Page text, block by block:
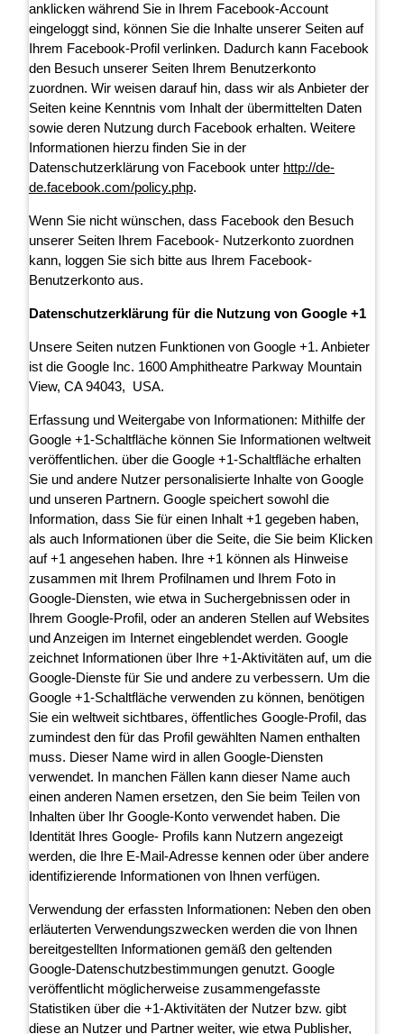
anklicken während Sie in Ihrem Facebook-Account
eingeloggt sind, können Sie die Inhalte unserer Seiten auf
Ihrem Facebook-Profil verlinken. Dadurch kann Facebook
den Besuch unserer Seiten Ihrem Benutzerkonto
zuordnen. Wir weisen darauf hin, dass wir als Anbieter der
Seiten keine Kenntnis vom Inhalt der übermittelten Daten
sowie deren Nutzung durch Facebook erhalten. Weitere
Informationen hierzu finden Sie in der
Datenschutzerklärung von Facebook unter http://de-
de.facebook.com/policy.php.
Wenn Sie nicht wünschen, dass Facebook den Besuch
unserer Seiten Ihrem Facebook- Nutzerkonto zuordnen
kann, loggen Sie sich bitte aus Ihrem Facebook-
Benutzerkonto aus.
Datenschutzerklärung für die Nutzung von Google +1
Unsere Seiten nutzen Funktionen von Google +1. Anbieter
ist die Google Inc. 1600 Amphitheatre Parkway Mountain
View, CA 94043, USA.
Erfassung und Weitergabe von Informationen: Mithilfe der
Google +1-Schaltfläche können Sie Informationen weltweit
veröffentlichen. über die Google +1-Schaltfläche erhalten
Sie und andere Nutzer personalisierte Inhalte von Google
und unseren Partnern. Google speichert sowohl die
Information, dass Sie für einen Inhalt +1 gegeben haben,
als auch Informationen über die Seite, die Sie beim Klicken
auf +1 angesehen haben. Ihre +1 können als Hinweise
zusammen mit Ihrem Profilnamen und Ihrem Foto in
Google-Diensten, wie etwa in Suchergebnissen oder in
Ihrem Google-Profil, oder an anderen Stellen auf Websites
und Anzeigen im Internet eingeblendet werden. Google
zeichnet Informationen über Ihre +1-Aktivitäten auf, um die
Google-Dienste für Sie und andere zu verbessern. Um die
Google +1-Schaltfläche verwenden zu können, benötigen
Sie ein weltweit sichtbares, öffentliches Google-Profil, das
zumindest den für das Profil gewählten Namen enthalten
muss. Dieser Name wird in allen Google-Diensten
verwendet. In manchen Fällen kann dieser Name auch
einen anderen Namen ersetzen, den Sie beim Teilen von
Inhalten über Ihr Google-Konto verwendet haben. Die
Identität Ihres Google- Profils kann Nutzern angezeigt
werden, die Ihre E-Mail-Adresse kennen oder über andere
identifizierende Informationen von Ihnen verfügen.
Verwendung der erfassten Informationen: Neben den oben
erläuterten Verwendungszwecken werden die von Ihnen
bereitgestellten Informationen gemäß den geltenden
Google-Datenschutzbestimmungen genutzt. Google
veröffentlicht möglicherweise zusammengefasste
Statistiken über die +1-Aktivitäten der Nutzer bzw. gibt
diese an Nutzer und Partner weiter, wie etwa Publisher,